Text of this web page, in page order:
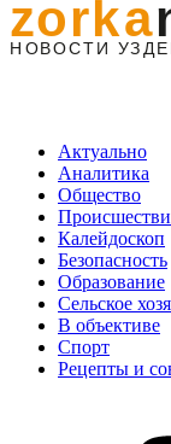
Актуально
Аналитика
Общество
Калейдоскоп
Безопасность
Образование
Сельское
В объективе
Спорт
Рецепты и